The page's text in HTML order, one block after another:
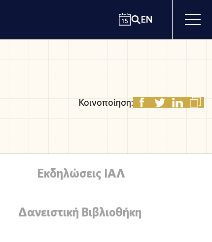
EN
Κοινοποίηση:
Εκδηλώσεις ΙΑΛ
Δανειστική Βιβλιοθήκη